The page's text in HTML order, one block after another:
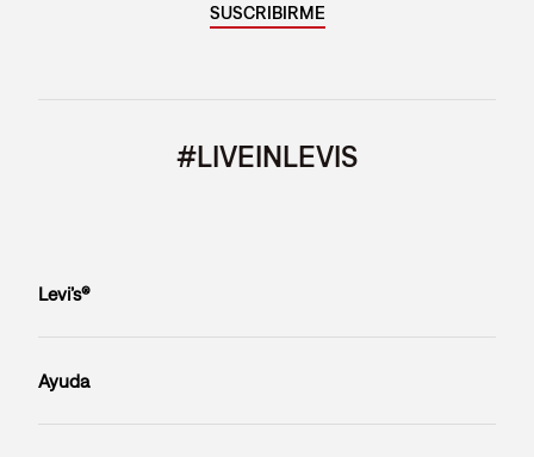
SUSCRIBIRME
#LIVEINLEVIS
Levi’s®
Ayuda